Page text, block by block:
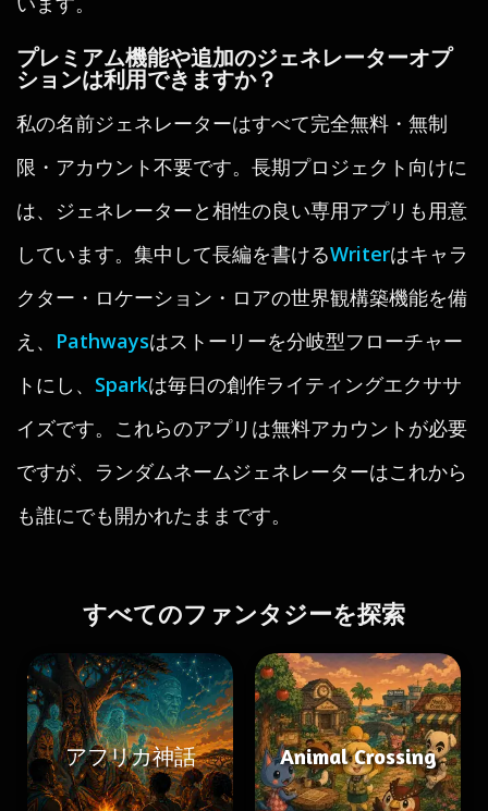
プレミアム機能や追加のジェネレーターオプ
ションは利用できますか？
私の名前ジェネレーターはすべて完全無料・無制
限・アカウント不要です。長期プロジェクト向けに
は、ジェネレーターと相性の良い専用アプリも用意
しています。集中して長編を書けるWriterはキャラ
クター・ロケーション・ロアの世界観構築機能を備
え、 Pathwaysはストーリーを分岐型フローチャー
トにし、 Sparkは毎日の創作ライティングエクササ
イズです。これらのアプリは無料アカウントが必要
ですが、ランダムネームジェネレーターはこれから
も誰にでも開かれたままです。
すべてのファンタジーを探索
アフリカ神話 Animal Crossing